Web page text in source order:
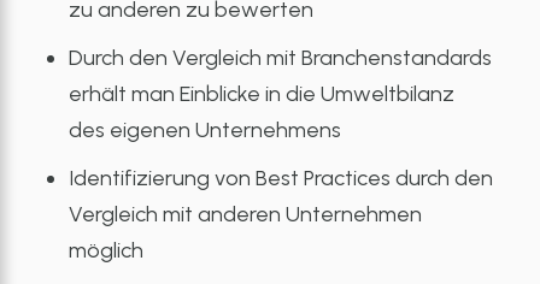
zu anderen zu bewerten
Durch den Vergleich mit Branchenstandards
erhält man Einblicke in die Umweltbilanz
des eigenen Unternehmens
Identifizierung von Best Practices durch den
Vergleich mit anderen Unternehmen
möglich